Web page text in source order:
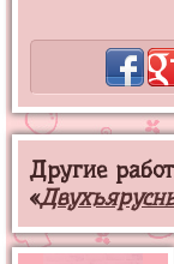
Другие
«